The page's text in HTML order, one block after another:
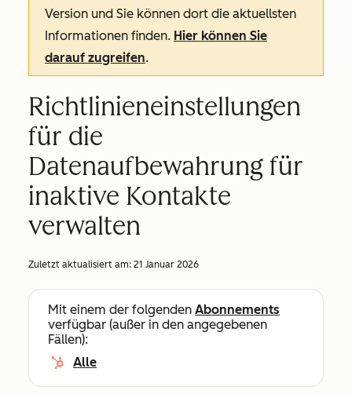
Version und Sie können dort die aktuellsten
Informationen finden. Hier können Sie
darauf zugreifen.
Richtlinieneinstellungen
für die
Datenaufbewahrung für
inaktive Kontakte
verwalten
Zuletzt aktualisiert am: 21 Januar 2026
Mit einem der folgenden Abonnements
verfügbar (außer in den angegebenen
Fällen):
Alle